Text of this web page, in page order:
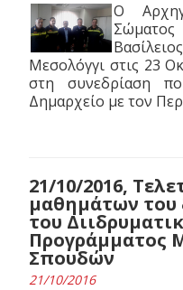
Ο
Μεσολόγγι στις 23
στη συνεδρίαση
Δημαρχείο με τον
21/10/2016,
μαθημάτων του
του
Προγράμματος
Σπουδών
21/10/2016